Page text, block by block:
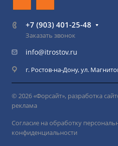
+7 (903) 401-25-48
Заказать звонок
info@itrostov.ru
г. Ростов-на-Дону, ул.
© 2026 «Форсайт», разработка
реклама
Согласие на обработку
конфиденциальности